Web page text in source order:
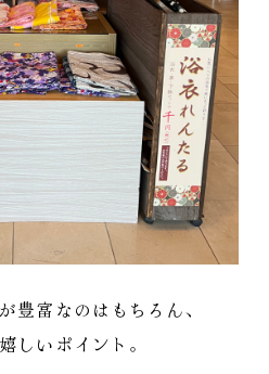
豊富なのはもちろん、
しいポイント 。